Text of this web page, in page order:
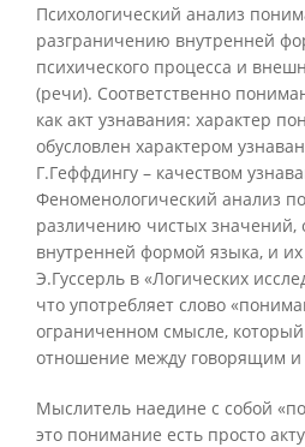
Психологический анализ
разграничению внутренней
психического процесса и
(речи). Соответственно
как акт узнавания: характер
обусловлен характером
Г.Геффдингу – качеством
Феноменологический анализ
различению чистых значений,
внутренней формой языка, и
Э.Гуссерль в «Логических
что употребляет слово
ограниченном смысле,
отношение между говорящим
Мыслитель наедине с собой
это понимание есть просто